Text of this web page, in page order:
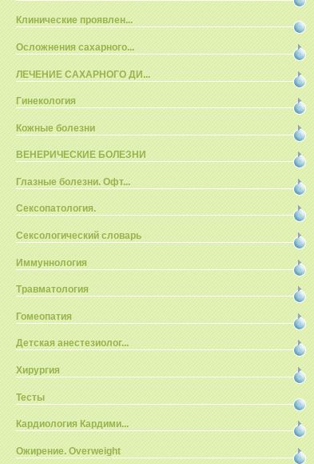
Клинические проявлен...
Осложнения сахарного...
ЛЕЧЕНИЕ САХАРНОГО ДИ...
Гинекология
Кожные болезни
ВЕНЕРИЧЕСКИЕ БОЛЕЗНИ
Глазные болезни. Офт...
Сексопатология.
Сексологический словарь
Иммуннология
Травматология
Гомеопатия
Детская анестезиолог...
Хирургия
Тесты
Кардиология Кардими...
Ожирение. Overweight